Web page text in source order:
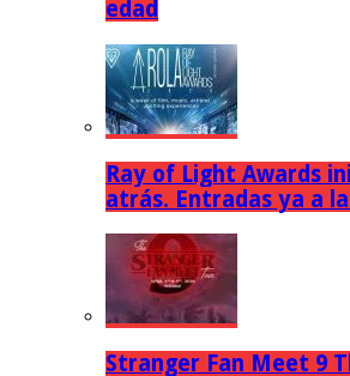
edad
Ray of Light Awards
atrás. Entradas ya a
Stranger Fan Meet 9